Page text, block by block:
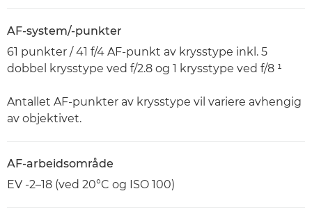
AF-system/-punkter
61 punkter / 41 f/4 AF-punkt av krysstype inkl. 5
dobbel krysstype ved f/2.8 og 1 krysstype ved f/8 ¹
Antallet AF-punkter av krysstype vil variere avhengig
av objektivet.
AF-arbeidsområde
EV -2–18 (ved 20°C og ISO 100)